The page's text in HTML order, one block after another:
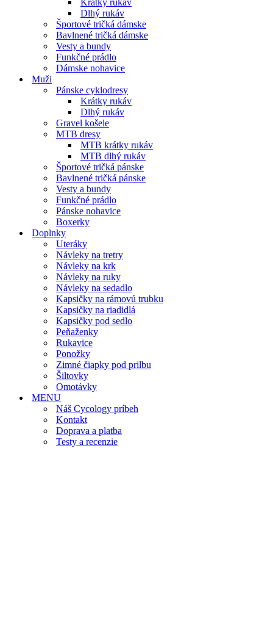
Dlhý rukáv
Športové tričká dámske
Bavlnené tričká dámske
Vesty a bundy
Funkčné prádlo
Dámske nohavice
Muži
Pánske cyklodresy
Krátky rukáv
Dlhý rukáv
Gravel košele
MTB dresy
MTB krátky rukáv
MTB dlhý rukáv
Športové tričká pánske
Bavlnené tričká pánske
Vesty a bundy
Funkčné prádlo
Pánske nohavice
Boxerky
Doplnky
Uteráky
Návleky na tretry
Návleky na krk
Návleky na ruky
Návleky na sedadlo
Kapsičky na rámovú trubku
Kapsičky na riadidlá
Kapsičky pod sedlo
Peňaženky
Rukavice
Ponožky
Zimné čiapky pod prilbu
Šiltovky
Omotávky
MENU
Náš Cycology príbeh
Kontakt
Doprava a platba
Testy a recenzie